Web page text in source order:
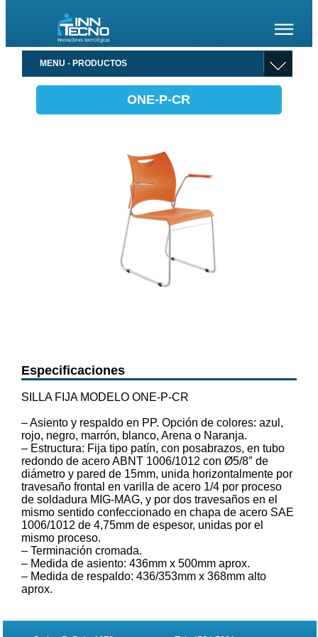
MENU - PRODUCTOS
ONE-P-CR
Especificaciones
SILLA FIJA MODELO ONE-P-CR
– Asiento y respaldo en PP. Opción de colores: azul,
rojo, negro, marrón, blanco, Arena o Naranja.
– Estructura: Fija tipo patín, con posabrazos, en tubo
redondo de acero ABNT 1006/1012 con Ø5/8″ de
diámetro y pared de 15mm, unida horizontalmente por
travesaño frontal en varilla de acero 1/4 por proceso
de soldadura MIG-MAG, y por dos travesaños en el
mismo sentido confeccionado en chapa de acero SAE
1006/1012 de 4,75mm de espesor, unidas por el
mismo proceso.
– Terminación cromada.
– Medida de asiento: 436mm x 500mm aprox.
– Medida de respaldo: 436/353mm x 368mm alto
aprox.